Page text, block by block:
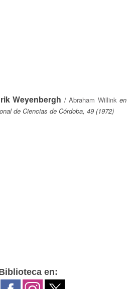
Weyenbergh /Abraham Willink en
de Ciencias de Córdoba, 49 (1972)
en: